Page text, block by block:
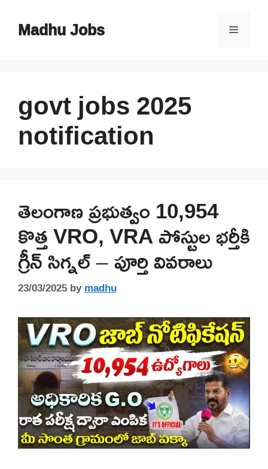
contentMadhu Jobs Menu
govt jobs 2025
notification
తెలంగాణ ప్రభుత్వం 10,954
కొత్త VRO, VRA పోస్టుల భర్తీకి
గ్రీన్ సిగ్నల్ – పూర్తి వివరాలు
23/03/2025bymadhu